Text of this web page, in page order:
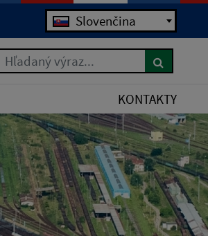
Slovenčina
Hľadaný výraz...
KONTAKTY